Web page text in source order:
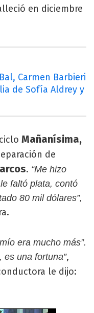
en diciembre
Carmen Barbieri
de Sofía Aldrey y
Mañanísima,
de
. “Me hizo
faltó plata, contó
80 mil dólares”,
era mucho más”.
es una fortuna”,
le dijo: